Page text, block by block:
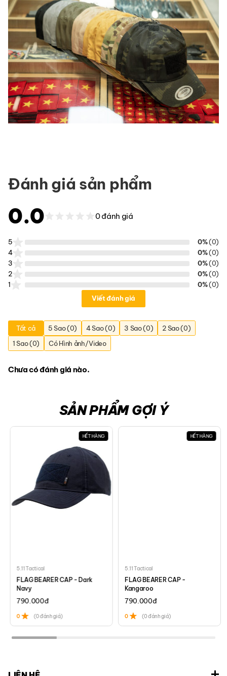
Đánh giá sản phẩm
0.0 0 đánh giá
5 0%(0)
4
0%(0)
3
0%(0)
2
0%(0)
1
0%(0)
Viết đánh giá
Tất cả 5 Sao (0) 4 Sao (0) 3 Sao (0)
2 Sao (0)
1 Sao (0)
Có Hình ảnh/Video
Chưa có đánh giá nào.
SẢN PHẨM GỢI Ý
HẾT HÀNG
5.11 Tactical
FLAG BEARER CAP - Dark
Navy
790.000đ
0 (0 đánh giá)
HẾT HÀNG
5.11 Tactical
FLAG BEARER CAP -
Kangaroo
790.000đ
0 (0 đánh giá)